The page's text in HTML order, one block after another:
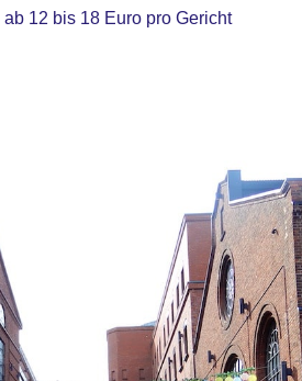
ab 12 bis 18 Euro pro Gericht